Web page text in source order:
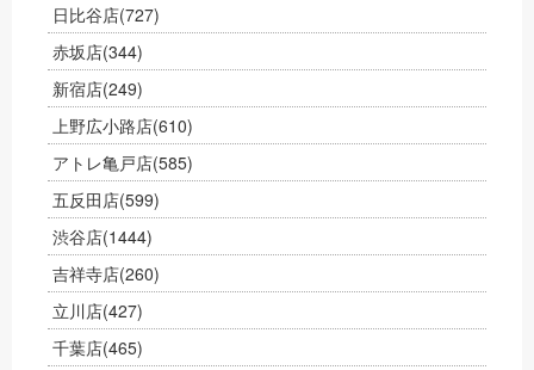
日比谷店(727)
赤坂店(344)
新宿店(249)
上野広小路店(610)
アトレ亀戸店(585)
五反田店(599)
渋谷店(1444)
吉祥寺店(260)
立川店(427)
千葉店(465)